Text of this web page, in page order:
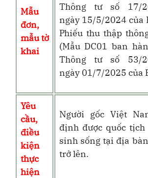
Mẫu
đơn,
mẫu tờ
khai
Thông tư số 17/
ngày 15/5/2024 của
Phiếu thu thập
(Mẫu DC01 ban
Thông tư số 53/
ngày 01/7/2025 của
Yêu
cầu,
điều
kiện
thực
hiện
Người gốc Việt
định được quốc
sinh sống tại địa
trở lên.